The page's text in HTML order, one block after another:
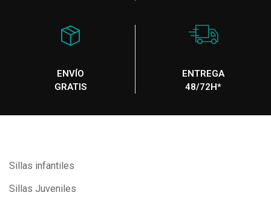
ENVÍO
GRATIS
ENTREGA
48/72H*
Sillas infantiles
Sillas Juveniles